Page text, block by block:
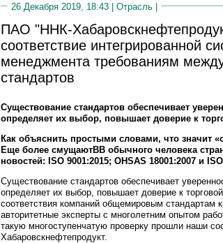
26 Декабря 2019, 18:43 | Отрасль |
ПАО "ННК-
соответствие интегрированной
менеджмента требованиям
стандартов
Существование стандартов обеспечивает
определяет их выбор, повышает доверие к
Как объяснить простыми словами, что значит
Еще более смущаютВВ обычного человека
новостей: ISO 9001:2015; OHSAS 18001:2007 и
Существование стандартов обеспечивает
определяет их выбор, повышает доверие к
соответствия компаний общемировым стандартам
авторитетные эксперты с многолетним опытом
такую многоступенчатую проверку прошли наши
Хабаровскнефтепродукт.